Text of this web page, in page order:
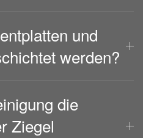
und
werden?
die
Ziegel